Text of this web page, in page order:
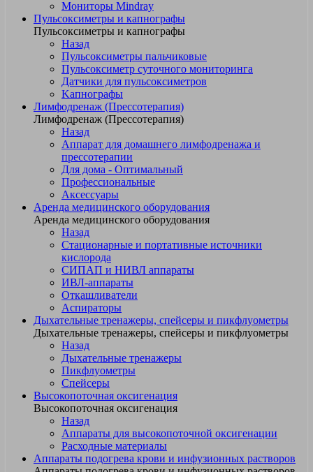
Мониторы Mindray
Пульсоксиметры и капнографы
Пульсоксиметры и капнографы
Назад
Пульсоксиметры пальчиковые
Пульсоксиметр суточного мониторинга
Датчики для пульсоксиметров
Kапнографы
Лимфодренаж (Прессотерапия)
Лимфодренаж (Прессотерапия)
Назад
Аппарат для домашнего лимфодренажа и
прессотерапии
Для дома - Оптимальный
Профессиональные
Аксессуары
Аренда медицинского оборудования
Аренда медицинского оборудования
Назад
Стационарные и портативные источники
кислорода
СИПАП и НИВЛ аппараты
ИВЛ-аппараты
Откашливатели
Аспираторы
Дыхательные тренажеры, спейсеры и пикфлуометры
Дыхательные тренажеры, спейсеры и пикфлуометры
Назад
Дыхательные тренажеры
Пикфлуометры
Спейсеры
Высокопоточная оксигенация
Высокопоточная оксигенация
Назад
Аппараты для высокопоточной оксигенации
Расходные материалы
Аппараты подогрева крови и инфузионных растворов